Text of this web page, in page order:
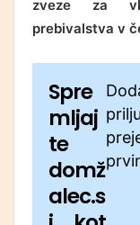
zveze za
prebivalstva v
Spre
mljaj
te
domž
alec.s